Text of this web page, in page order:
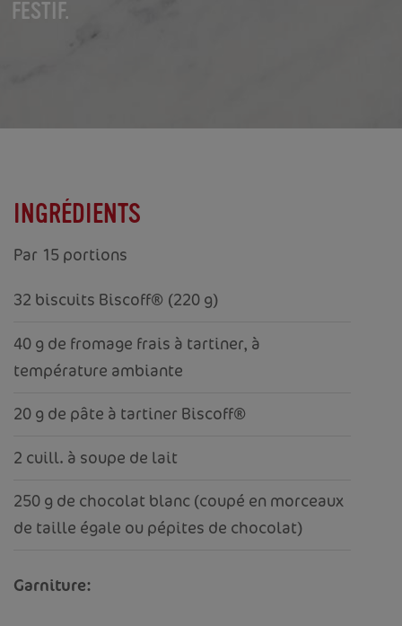
FESTIF.
INGRÉDIENTS
Par 15 portions
32 biscuits Biscoff® (220 g)
40 g de fromage frais à tartiner, à
température ambiante
20 g de pâte à tartiner Biscoff®
2 cuill. à soupe de lait
250 g de chocolat blanc (coupé en morceaux
de taille égale ou pépites de chocolat)
Garniture: